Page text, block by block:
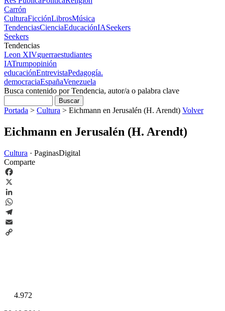
Carrón
CulturaFicciónLibrosMúsica
TendenciasCienciaEducaciónIASeekers
Seekers
Tendencias
Leon XIVguerraestudiantes
IATrumpopinión
educaciónEntrevistaPedagogía.
democraciaEspañaVenezuela
Busca contenido por Tendencia, autor/a o palabra clave
Portada > Cultura > Eichmann en Jerusalén (H. Arendt) Volver
Eichmann en Jerusalén (H. Arendt)
Cultura · PaginasDigital
Comparte
Facebook
X
LinkedIn
WhatsApp
Telegram
Email
4.972